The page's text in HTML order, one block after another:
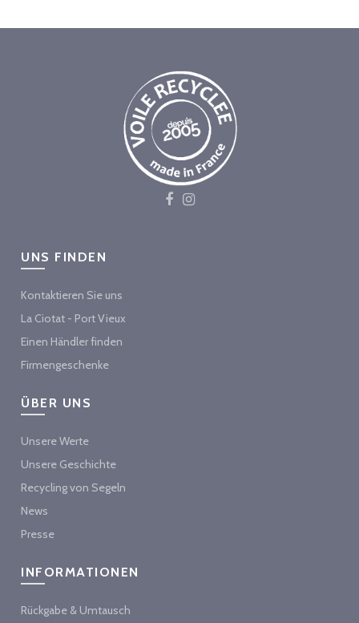
UNS FINDEN
Kontaktieren Sie uns
La Ciotat - Port Vieux
Einen Händler finden
Firmengeschenke
ÜBER UNS
Unsere Werte
Unsere Geschichte
Recycling von Segeln
News
Presse
INFORMATIONEN
Rückgabe & Umtausch